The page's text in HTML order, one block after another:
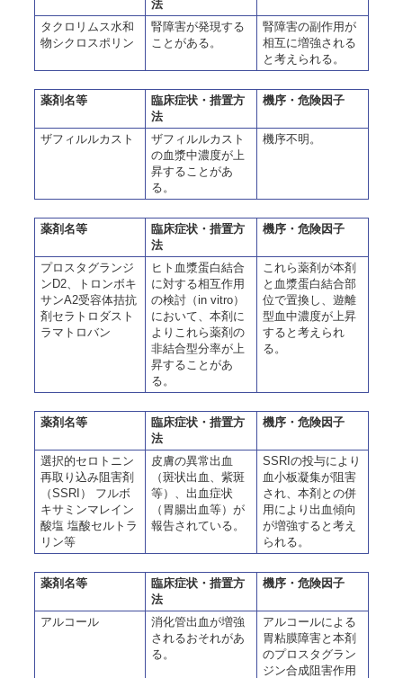
法
タクロリムス水和
物シクロスポリン
腎障害が発現する
ことがある。
腎障害の副作用が
相互に増強される
と考えられる。
薬剤名等
臨床症状・措置方
法
機序・危険因子
ザフィルルカスト
ザフィルルカスト
の血漿中濃度が上
昇することがあ
る。
機序不明。
薬剤名等
臨床症状・措置方
法
機序・危険因子
プロスタグランジ
ンD2、トロンボキ
サンA2受容体拮抗
剤セラトロダスト
ラマトロバン
ヒト血漿蛋白結合
に対する相互作用
の検討（in vitro）
において、本剤に
よりこれら薬剤の
非結合型分率が上
昇することがあ
る。
これら薬剤が本剤
と血漿蛋白結合部
位で置換し、遊離
型血中濃度が上昇
すると考えられ
る。
薬剤名等
臨床症状・措置方
法
機序・危険因子
選択的セロトニン
再取り込み阻害剤
（SSRI） フルボ
キサミンマレイン
酸塩 塩酸セルトラ
リン等
皮膚の異常出血
（斑状出血、紫斑
等）、出血症状
（胃腸出血等）が
報告されている。
SSRIの投与により
血小板凝集が阻害
され、本剤との併
用により出血傾向
が増強すると考え
られる。
薬剤名等
臨床症状・措置方
法
機序・危険因子
アルコール
消化管出血が増強
されるおそれがあ
る。
アルコールによる
胃粘膜障害と本剤
のプロスタグラン
ジン合成阻害作用